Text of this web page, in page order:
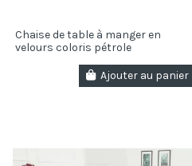
Chaise de table à manger en
velours coloris pétrole
Ajouter au panier